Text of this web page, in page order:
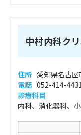
中村内科ク
住所 愛知県名古
電話 052-414-
診療科目
内科、消化器科、